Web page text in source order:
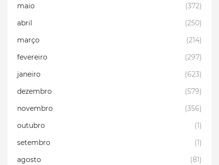
maio
(372)
abril
(250)
março
(214)
fevereiro
(297)
janeiro
(623)
dezembro
(579)
novembro
(356)
outubro
(1)
setembro
(1)
agosto
(81)